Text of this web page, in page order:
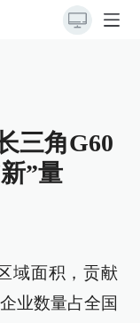
三角G60
”量
域面积，贡献
业数量占全国